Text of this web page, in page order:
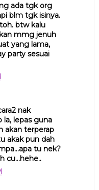
ada tgk org
blm tgk isinya.
btw kalu
mmg jenuh
yang lama,
party sesuai
nak
la, lepas guna
akan terperap
akak pun dah
tu nek?
cu...hehe..